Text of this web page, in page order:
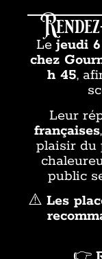
Le jeudi
chez
h 45,
Leur
françaises,
plaisir du
public
⚠️ Les